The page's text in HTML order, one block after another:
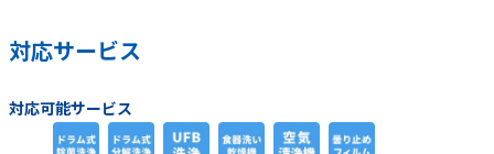
対応サービス
対応可能サービス